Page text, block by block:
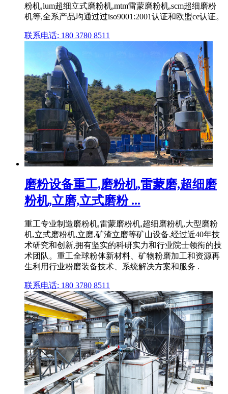
粉机,lum超细立式磨粉机,mtm雷蒙磨粉机,scm超细磨粉
机等,全系产品均通过过iso9001:2001认证和欧盟ce认证。
联系电话: 180 3780 8511
磨粉设备重工,磨粉机,雷蒙磨,超细磨
粉机,立磨,立式磨粉 ...
重工专业制造磨粉机,雷蒙磨粉机,超细磨粉机,大型磨粉
机,立式磨粉机,立磨,矿渣立磨等矿山设备,经过近40年技
术研究和创新,拥有坚实的科研实力和行业院士领衔的技
术团队。重工全球粉体新材料、矿物粉磨加工和资源再
生利用行业粉磨装备技术、系统解决方案和服务 .
联系电话: 180 3780 8511